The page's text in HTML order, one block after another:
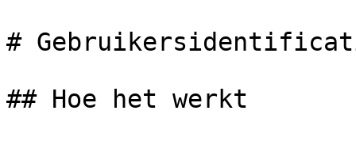
#
## Hoe het werkt